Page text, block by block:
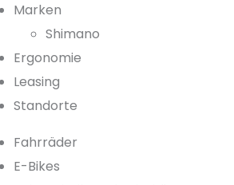
Marken
Shimano
Ergonomie
Leasing
Standorte
Fahrräder
E-Bikes